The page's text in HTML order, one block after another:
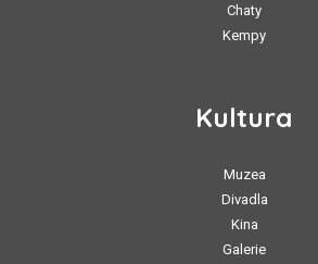
Chaty
Kempy
Kultura
Muzea
Divadla
Kina
Galerie